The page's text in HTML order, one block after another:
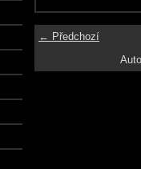
← Předchozí